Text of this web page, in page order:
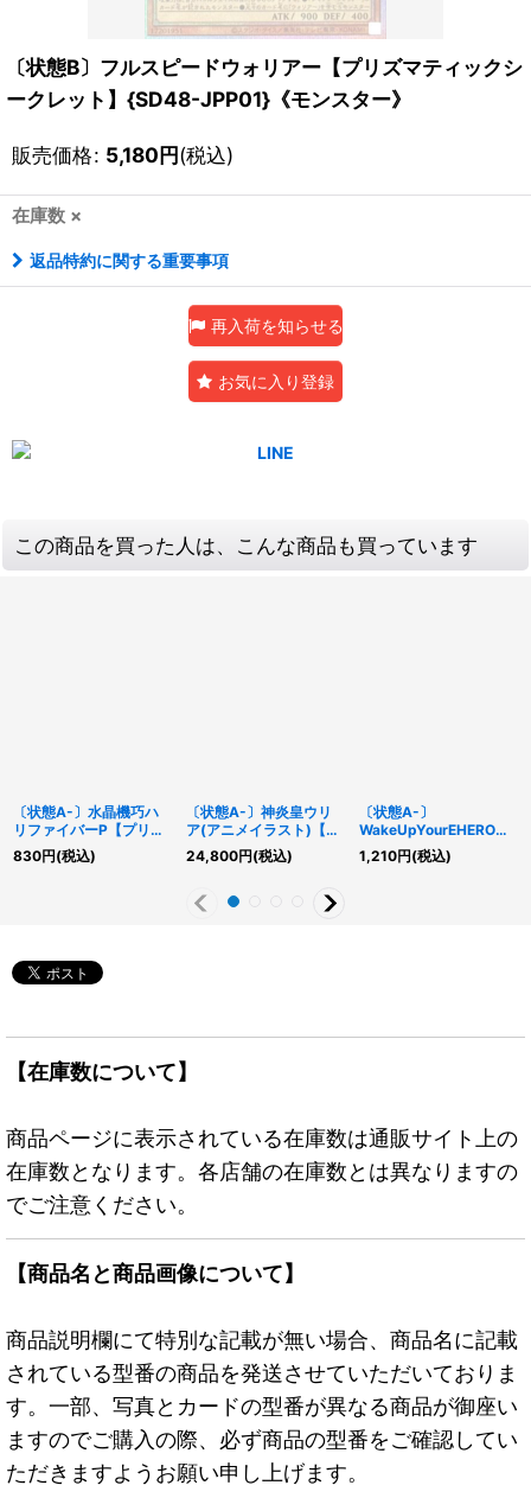
〔状態B〕フルスピードウォリアー【プリズマティックシ
ークレット】{SD48-JPP01}《モンスター》
販売価格: 5,180円(税込)
在庫数 ×
返品特約に関する重要事項
再入荷を知らせる
お気に入り登録
この商品を買った人は、こんな商品も買っています
〔状態A-〕水晶機巧ハ
リファイバーP【プリズ
マティックシークレッ
ト】{25DB-JP006}
830円(税込)
〔状態A-〕神炎皇ウリ
ア(アニメイラスト)【プ
リズマティックシークレ
ット】{LPG1-JP056}
24,800円(税込)
〔状態A-〕
WakeUpYourEHERO【
OFプリズマティックシ
ークレット】{LOSP-
1,210円(税込)
【在庫数について】
商品ページに表示されている在庫数は通販サイト上の
在庫数となります。各店舗の在庫数とは異なりますの
でご注意ください。
【商品名と商品画像について】
商品説明欄にて特別な記載が無い場合、商品名に記載
されている型番の商品を発送させていただいておりま
す。一部、写真とカードの型番が異なる商品が御座い
ますのでご購入の際、必ず商品の型番をご確認してい
ただきますようお願い申し上げます。